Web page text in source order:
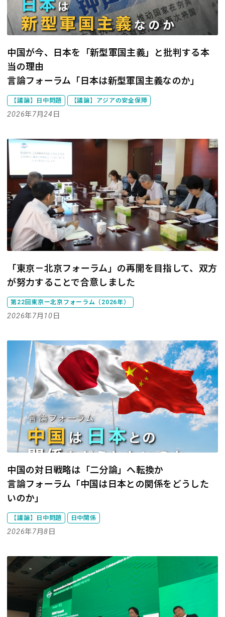
中国が今、日本を「新型軍国主義」と批判する本
当の理由
言論フォーラム「日本は新型軍国主義なのか」
【議論】日中問題 【議論】アジアの安全保障
2026年7月24日
「東京－北京フォーラム」の再開を目指して、双方
が努力することで合意しました
第22回東京ー北京フォーラム（2026年）
2026年7月10日
中国の対日戦略は「二分論」へ転換か
言論フォーラム「中国は日本との関係をどうした
いのか」
【議論】日中問題 日中関係
2026年7月8日